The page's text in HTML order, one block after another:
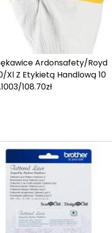
Ardonsafety/Royd
Xl Z Etykietą Handlową 10
108.70zł